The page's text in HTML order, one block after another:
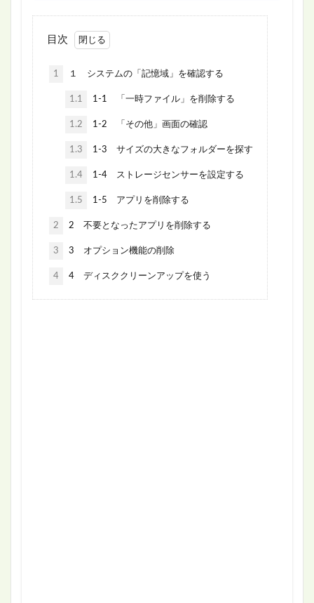
目次
1 １ システムの「記憶域」を確認する
1.1 1-1 「一時ファイル」を削除する
1.2 1-2 「その他」画面の確認
1.3 1-3 サイズの大きなフォルダーを探す
1.4 1-4 ストレージセンサーを設定する
1.5 1-5 アプリを削除する
2 2 不要となったアプリを削除する
3 3 オプション機能の削除
4 4 ディスククリーンアップを使う